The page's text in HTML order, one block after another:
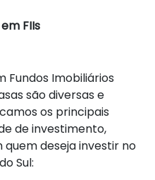
FIIs
Fundos Imobiliários
são diversas e
os principais
de investimento,
deseja investir no
Sul: